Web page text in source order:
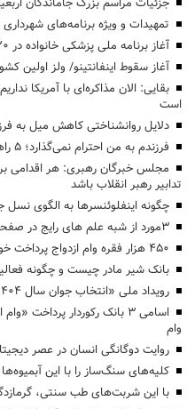
تمهیدات و ویژه برنامه‌های شهرداری
آغاز برنامه ملی پزشکی خانواده در ۲۰ شهر فاز دوم با حضور «پزشکیان»
آغاز سقوط اینفانتینو/ ولز اولین
بقایی: الان مذاکره‌ای با آمریکا
است
دلایل روانشناختی کاهش میل به
فرزندم به من احترام نمی‌گذارد؛ ۵ راهکار عملی برای معکوس کردن این رفتار
مجلس خبرگان رهبری: هر اقدامی
تدابیر رهبر انقلاب باشد
چگونه اینفلوئنسرها به الگوی نسل
3مورد از شبه علم های رایج در صفحات سلامت +اینفوگرافی
۴۵۰ هزار فقره وام ازدواج پرداخت خواهد شد
بانک شیر مادر چیست و چگونه
رویداد ملی «انتخاب جوان سال ۱۴۰۴» +اینفوگرافی
اسامی ۳ بانک رکوردار
وام
روایت دوگانگی انسان در عصر
کلیه‌های سنگ‌ساز را با این
با این شربت‌های طب سنتی،